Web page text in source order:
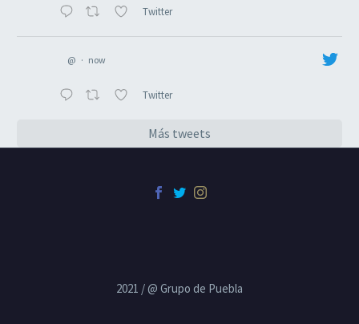
Twitter
@ · now
Twitter
Más tweets
2021 / @ Grupo de Puebla